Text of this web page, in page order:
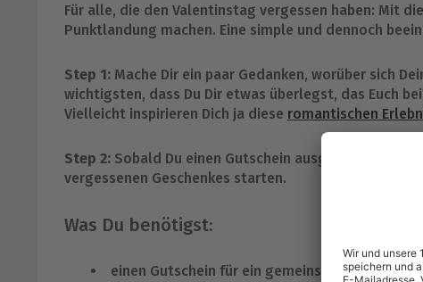
Für alle, die den Valentinstag vergessen haben: Mit
Punktlandung machen. Eine simple und dennoch
Step 1: Mache Dir ein paar Gedanken, worüber sich
wichtigsten, dass Du Dir etwas überlegst, das Euch
Vielleicht inspirieren Dich ja diese romantischen
Step 2: Sobald Du einen Gutschein ausgedruckt hast,
vergessenen Geschenkes starten.
Was Du benötigst:
einen Gutschein für ein gemeinsames Erlebnis